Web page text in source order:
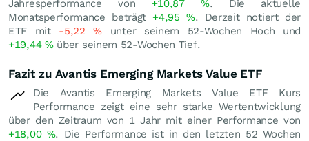
Jahresperformance von +10,87%. Die aktuelle
Monatsperformance beträgt +4,95 %. Derzeit notiert der
ETF mit -5,22% unter seinem 52-Wochen Hoch und
+19,44 %über seinem 52-Wochen Tief.
Fazit zu Avantis Emerging Markets Value ETF
Die Avantis Emerging Markets Value ETF Kurs
Performance zeigt eine sehr starke Wertentwicklung
über den Zeitraum von 1 Jahr mit einer Performance von
+18,00 %. Die Performance ist in den letzten 52 Wochen